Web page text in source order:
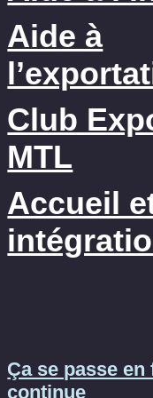
Aide à
Club
MTL
Accueil
Ça se passe
continue